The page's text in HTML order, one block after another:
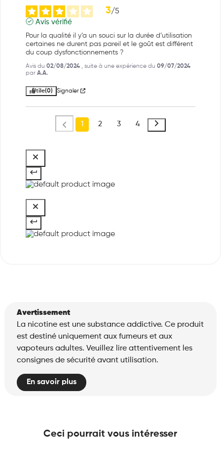
3/5
Avis vérifié
Pour la qualité il y’a un souci sur la durée d’utilisation
certaines ne durent pas pareil et le goût est différent
du coup dysfonctionnements ?
Avis du 02/08/2024 , suite à une expérience du 09/07/2024
par A.A.
Utile(0) Signaler
1 2 3 4
Avertissement
La nicotine est une substance addictive. Ce produit
est destiné uniquement aux fumeurs et aux
vapoteurs adultes. Veuillez lire attentivement les
consignes de sécurité avant utilisation.
En savoir plus
Ceci pourrait vous intéresser